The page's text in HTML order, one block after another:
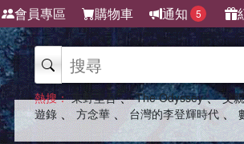
會員專區 購物車 通知 5
熱搜： 東野圭吾 、 The Odyssey 、 父
遊錄 、 方念華 、 台灣的李登輝時代 、